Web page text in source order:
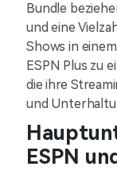
Bundle
und eine
Shows in
ESPN Plus zu
die ihre
und
ESPN